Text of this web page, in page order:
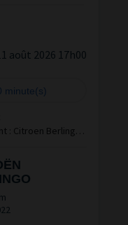
août 2026 17h00
minute(s)
: Citroen Berlingo